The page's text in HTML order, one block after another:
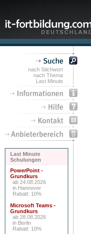
nach Stichwort
nach Thema
Last Minute
Last Minute
Schulungen
PowerPoint -
Grundkurs
ab 24.08.2026
in Hannover
Rabatt: 10%
Microsoft Teams -
Grundkurs
ab 28.08.2026
in Berlin
Rabatt: 10%